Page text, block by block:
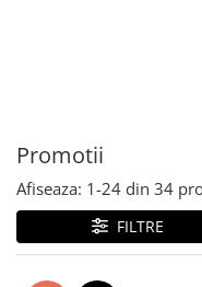
Promotii
Afiseaza: 1-24 din 34
FILTRE